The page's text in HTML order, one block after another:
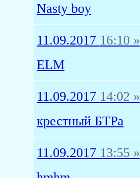
Nasty boy
11.09.2017 16:10 »
ELM
11.09.2017 14:02 »
крестный БТРа
11.09.2017 13:55 »